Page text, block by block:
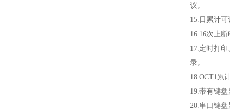
议。
15.日累计
16.16次上
17.定时打
录。
18.OCT1累
19.带有键
20.串口键